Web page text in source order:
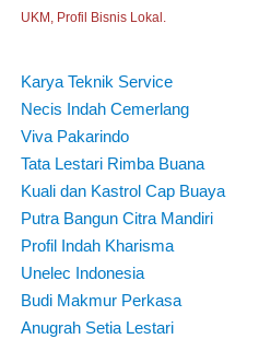
UKM, Profil Bisnis Lokal.
Karya Teknik Service
Necis Indah Cemerlang
Viva Pakarindo
Tata Lestari Rimba Buana
Kuali dan Kastrol Cap Buaya
Putra Bangun Citra Mandiri
Profil Indah Kharisma
Unelec Indonesia
Budi Makmur Perkasa
Anugrah Setia Lestari